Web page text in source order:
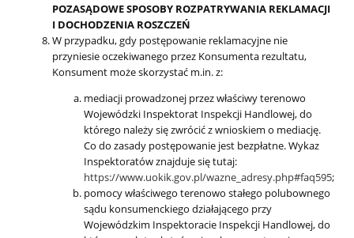
POZASĄDOWE SPOSOBY ROZPATRYWANIA REKLAMACJI
I DOCHODZENIA ROSZCZEŃ
W przypadku, gdy postępowanie reklamacyjne nie
przyniesie oczekiwanego przez Konsumenta rezultatu,
Konsument może skorzystać m.in. z:
mediacji prowadzonej przez właściwy terenowo
Wojewódzki Inspektorat Inspekcji Handlowej, do
którego należy się zwrócić z wnioskiem o mediację.
Co do zasady postępowanie jest bezpłatne. Wykaz
Inspektoratów znajduje się tutaj:
https://www.uokik.gov.pl/wazne_adresy.php#faq595;
pomocy właściwego terenowo stałego polubownego
sądu konsumenckiego działającego przy
Wojewódzkim Inspektoracie Inspekcji Handlowej, do